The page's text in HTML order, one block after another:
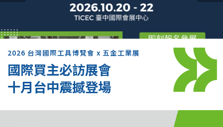
2026 台灣國際工具博覽會 x 五金工業展
國際買主必訪展會
十月台中震撼登場